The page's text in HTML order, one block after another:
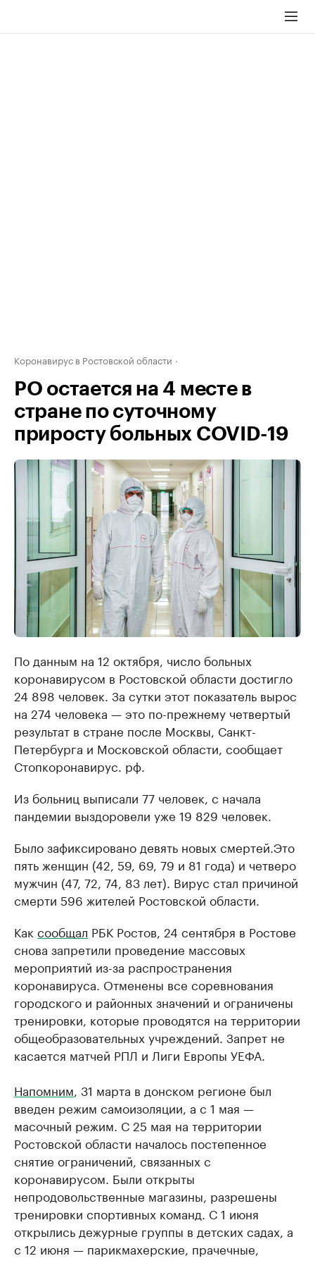
Коронавирус в Ростовской области
РО остается на 4 месте в
стране по суточному
приросту больных COVID-19
По данным на 12 октября, число больных
коронавирусом в Ростовской области достигло
24 898 человек. За сутки этот показатель вырос
на 274 человека — это по-прежнему четвертый
результат в стране после Москвы, Санкт-
Петербурга и Московской области, сообщает
Стопкоронавирус. рф.
Из больниц выписали 77 человек, с начала
пандемии выздоровели уже 19 829 человек.
Было зафиксировано девять новых смертей.Это
пять женщин (42, 59, 69, 79 и 81 года) и четверо
мужчин (47, 72, 74, 83 лет). Вирус стал причиной
смерти 596 жителей Ростовской области.
Как сообщал РБК Ростов, 24 сентября в Ростове
снова запретили проведение массовых
мероприятий из-за распространения
коронавируса. Отменены все соревнования
городского и районных значений и ограничены
тренировки, которые проводятся на территории
общеобразовательных учреждений. Запрет не
касается матчей РПЛ и Лиги Европы УЕФА.
Напомним, 31 марта в донском регионе был
введен режим самоизоляции, а с 1 мая —
масочный режим. С 25 мая на территории
Ростовской области началось постепенное
снятие ограничений, связанных с
коронавирусом. Были открыты
непродовольственные магазины, разрешены
тренировки спортивных команд. С 1 июня
открылись дежурные группы в детских садах, а
с 12 июня — парикмахерские, прачечные,